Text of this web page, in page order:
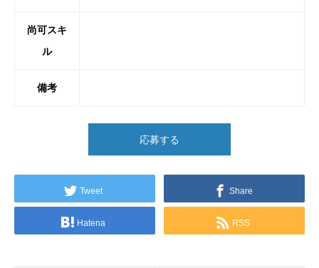
尚可スキ
ル
備考
応募する
Tweet Share
Hatena RSS